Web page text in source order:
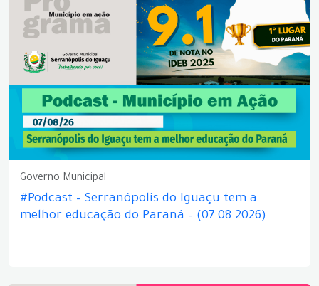
Governo Municipal
#Podcast – Serranópolis do Iguaçu tem a
melhor educação do Paraná – (07.08.2026)